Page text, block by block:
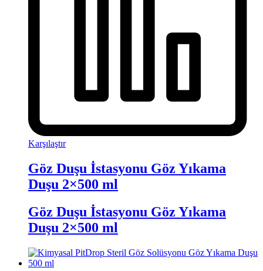
Karşılaştır
Göz Duşu İstasyonu Göz Yıkama
Duşu 2×500 ml
Göz Duşu İstasyonu Göz Yıkama
Duşu 2×500 ml